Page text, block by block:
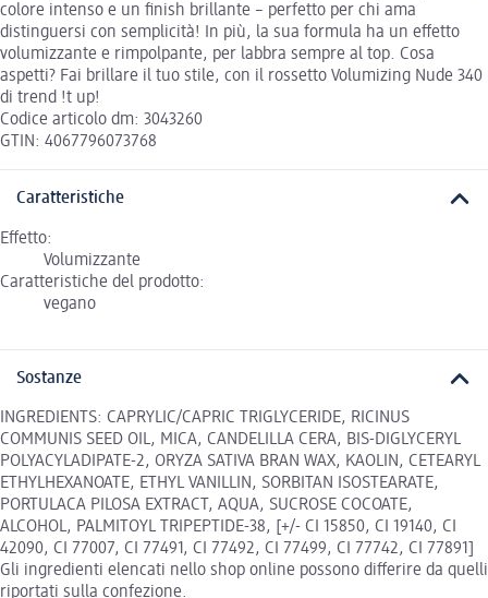
colore intenso e un finish brillante – perfetto per chi ama
distinguersi con semplicità! In più, la sua formula ha un effetto
volumizzante e rimpolpante, per labbra sempre al top. Cosa
aspetti? Fai brillare il tuo stile, con il rossetto Volumizing Nude 340
di trend !t up!
Codice articolo dm: 3043260
GTIN: 4067796073768
Caratteristiche
Effetto:
Volumizzante
Caratteristiche del prodotto:
vegano
Sostanze
INGREDIENTS: CAPRYLIC/CAPRIC TRIGLYCERIDE, RICINUS
COMMUNIS SEED OIL, MICA, CANDELILLA CERA, BIS-DIGLYCERYL
POLYACYLADIPATE-2, ORYZA SATIVA BRAN WAX, KAOLIN, CETEARYL
ETHYLHEXANOATE, ETHYL VANILLIN, SORBITAN ISOSTEARATE,
PORTULACA PILOSA EXTRACT, AQUA, SUCROSE COCOATE,
ALCOHOL, PALMITOYL TRIPEPTIDE-38, [+/- CI 15850, CI 19140, CI
42090, CI 77007, CI 77491, CI 77492, CI 77499, CI 77742, CI 77891]
Gli ingredienti elencati nello shop online possono differire da quelli
riportati sulla confezione.